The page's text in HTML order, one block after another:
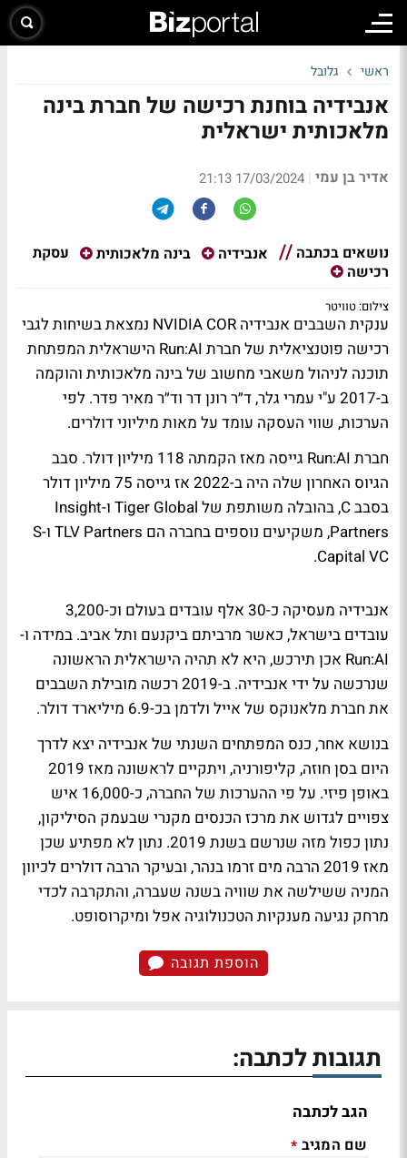
ראשי גלובל
אנבידיה בוחנת רכישה של חברת בינה
מלאכותית ישראלית
אדיר בן עמי |
17/03/2024 21:13
נושאים בכתבה אנבידיה בינה מלאכותית
עסקת
רכישה
צילום: טוויטר
ענקית השבבים אנבידיה NVIDIA COR נמצאת בשיחות לגבי
רכישה פוטנציאלית של חברת Run:AI הישראלית המפתחת
תוכנה לניהול משאבי מחשוב של בינה מלאכותית והוקמה
ב-2017 ע"י עמרי גלר, ד״ר רונן דר וד״ר מאיר פדר. לפי
הערכות, שווי העסקה עומד על מאות מיליוני דולרים.
חברת Run:AI גייסה מאז הקמתה 118 מיליון דולר. סבב
הגיוס האחרון שלה היה ב-2022 אז גייסה 75 מיליון דולר
בסבב C, בהובלה משותפת של Tiger Global ו-Insight
Partners, משקיעים נוספים בחברה הם TLV Partners ו-S
Capital VC.
אנבידיה מעסיקה כ-30 אלף עובדים בעולם וכ-3,200
עובדים בישראל, כאשר מרביתם ביקנעם ותל אביב. במידה ו-
Run:AI אכן תירכש, היא לא תהיה הישראלית הראשונה
שנרכשה על ידי אנבידיה. ב-2019 רכשה מובילת השבבים
את חברת מלאנוקס של אייל ולדמן בכ-6.9 מיליארד דולר.
בנושא אחר, כנס המפתחים השנתי של אנבידיה יצא לדרך
היום בסן חוזה, קליפורניה, ויתקיים לראשונה מאז 2019
באופן פיזי. על פי ההערכות של החברה, כ-16,000 איש
צפויים לגדוש את מרכז הכנסים מקנרי שבעמק הסיליקון,
נתון כפול מזה שנרשם בשנת 2019. נתון לא מפתיע שכן
מאז 2019 הרבה מים זרמו בנהר, ובעיקר הרבה דולרים לכיוון
המניה ששילשה את שוויה בשנה שעברה, והתקרבה לכדי
מרחק נגיעה מענקיות הטכנולוגיה אפל ומיקרוסופט.
הוספת תגובה
תגובות לכתבה:
הגב לכתבה
שם המגיב *